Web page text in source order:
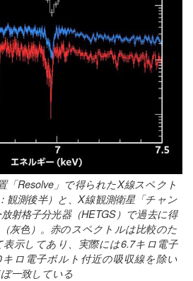
「Resolve」で得られたX線スペクト
観測後半）と、X線観測衛星「チャン
射格子分光器（HETGS）で過去に得
灰色）。赤のスペクトルは比較のた
示してあり、実際には6.7キロ電子
ロ電子ボルト付近の吸収線を除い
一致している